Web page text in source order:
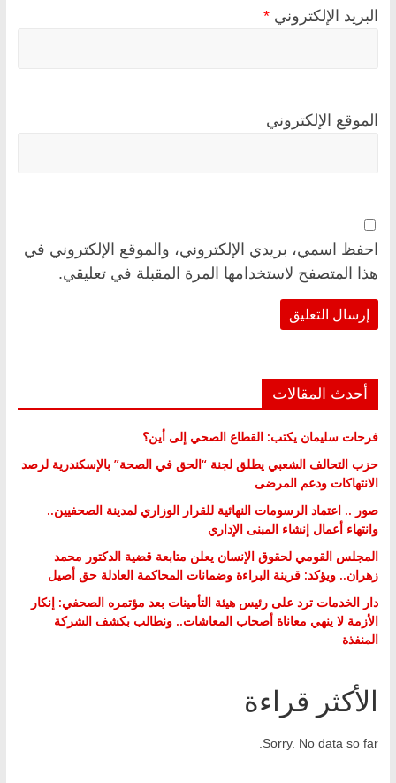
البريد الإلكتروني *
الموقع الإلكتروني
احفظ اسمي، بريدي الإلكتروني، والموقع الإلكتروني في
هذا المتصفح لاستخدامها المرة المقبلة في تعليقي.
أحدث المقالات
فرحات سليمان يكتب: القطاع الصحي إلى أين؟
حزب التحالف الشعبي يطلق لجنة “الحق في الصحة” بالإسكندرية لرصد
الانتهاكات ودعم المرضى
صور .. اعتماد الرسومات النهائية للقرار الوزاري لمدينة الصحفيين..
وانتهاء أعمال إنشاء المبنى الإداري
المجلس القومي لحقوق الإنسان يعلن متابعة قضية الدكتور محمد
زهران.. ويؤكد: قرينة البراءة وضمانات المحاكمة العادلة حق أصيل
دار الخدمات ترد على رئيس هيئة التأمينات بعد مؤتمره الصحفي: إنكار
الأزمة لا ينهي معاناة أصحاب المعاشات.. ونطالب بكشف الشركة
المنفذة
الأكثر قراءة
Sorry. No data so far.